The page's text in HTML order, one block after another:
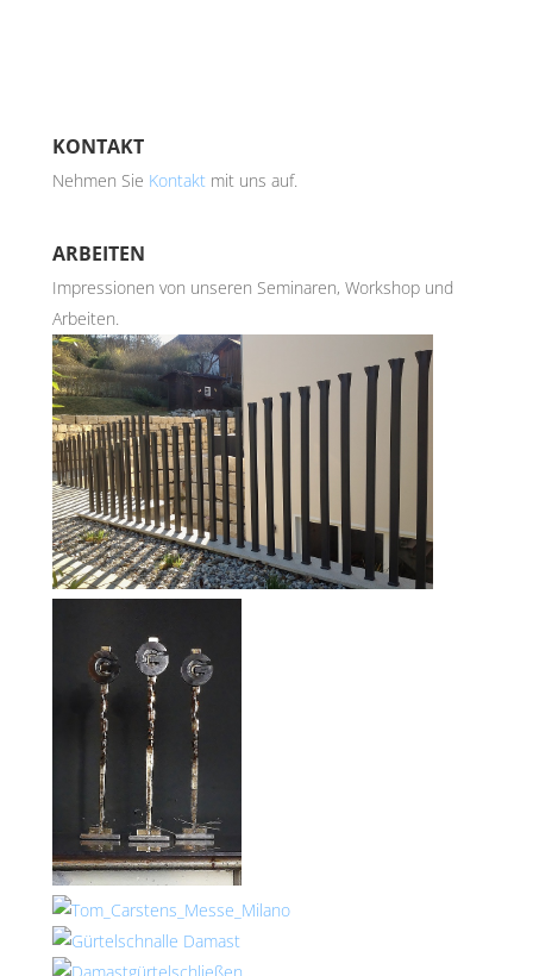
KONTAKT
Nehmen Sie Kontakt mit uns auf.
ARBEITEN
Impressionen von unseren Seminaren, Workshop und
Arbeiten.